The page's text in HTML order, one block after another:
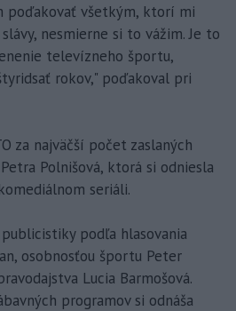
poďakovať všetkým, ktorí mi
nesmierne si to vážim. Je to
televízneho športu,
rokov," poďakoval pri
za najväčší počet zaslaných
Polnišová, ktorá si odniesla
seriáli.
podľa hlasovania
osobnosťou športu Peter
Lucia Barmošová.
programov si odnáša